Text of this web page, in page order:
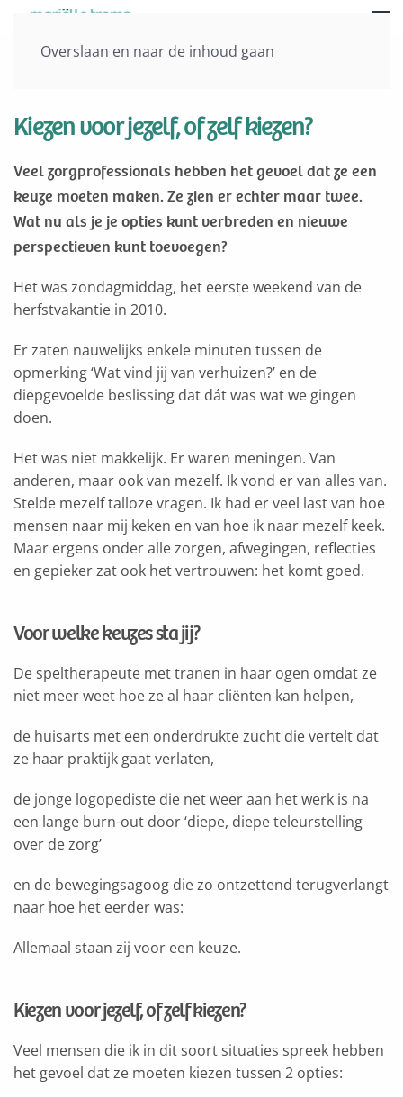
Overslaan en naar de inhoud gaan
Menu
Kiezen voor jezelf, of zelf kiezen?
Veel zorgprofessionals hebben het gevoel dat ze een
keuze moeten maken. Ze zien er echter maar twee.
Wat nu als je je opties kunt verbreden en nieuwe
perspectieven kunt toevoegen?
Het was zondagmiddag, het eerste weekend van de
herfstvakantie in 2010.
Er zaten nauwelijks enkele minuten tussen de
opmerking ‘Wat vind jij van verhuizen?’ en de
diepgevoelde beslissing dat dát was wat we gingen
doen.
Het was niet makkelijk. Er waren meningen. Van
anderen, maar ook van mezelf. Ik vond er van alles van.
Stelde mezelf talloze vragen. Ik had er veel last van hoe
mensen naar mij keken en van hoe ik naar mezelf keek.
Maar ergens onder alle zorgen, afwegingen, reflecties
en gepieker zat ook het vertrouwen: het komt goed.
Voor welke keuzes sta jij?
De speltherapeute met tranen in haar ogen omdat ze
niet meer weet hoe ze al haar cliënten kan helpen,
de huisarts met een onderdrukte zucht die vertelt dat
ze haar praktijk gaat verlaten,
de jonge logopediste die net weer aan het werk is na
een lange burn-out door ‘diepe, diepe teleurstelling
over de zorg’
en de bewegingsagoog die zo ontzettend terugverlangt
naar hoe het eerder was:
Allemaal staan zij voor een keuze.
Kiezen voor jezelf, of zelf kiezen?
Veel mensen die ik in dit soort situaties spreek hebben
het gevoel dat ze moeten kiezen tussen 2 opties: